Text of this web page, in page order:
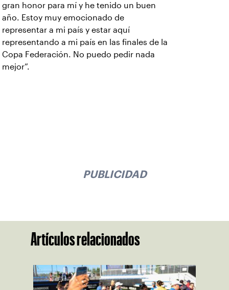
gran honor para mí y he tenido un buen
año. Estoy muy emocionado de
representar a mi país y estar aquí
representando a mi país en las finales de la
Copa Federación. No puedo pedir nada
mejor”.
PUBLICIDAD
Artículos relacionados